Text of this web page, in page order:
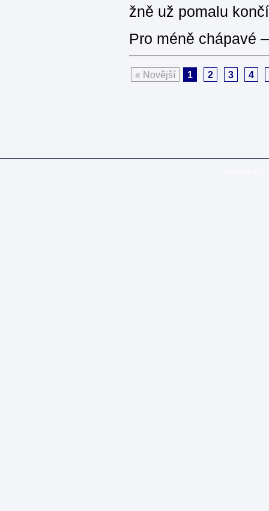
žně už pomalu
Pro méně chápavé
« Novější 1 2 3 4